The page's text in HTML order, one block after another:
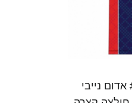
גברים סם גראהם #5 אדום נייבי